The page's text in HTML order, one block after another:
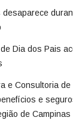
Dia dos Pais
e Consultoria
e
de